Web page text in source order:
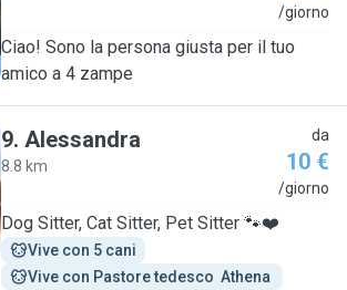
/giorno
Ciao! Sono la persona giusta per il tuo
amico a 4 zampe
9. Alessandra
8.8 km
da
10 €
/giorno
Dog Sitter, Cat Sitter, Pet Sitter 🐾❤️
Vive con 5 cani
Vive con Pastore tedesco  Athena